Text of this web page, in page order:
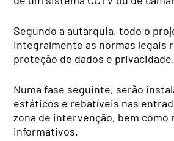
Segundo a autarquia, todo o
integralmente as normas legais
proteção de dados e privacidade.
Numa fase seguinte, serão
estáticos e rebatíveis nas
zona de intervenção, bem como
informativos.